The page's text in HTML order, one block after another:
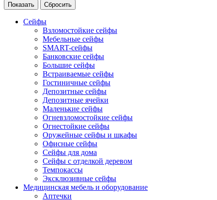
Сейфы
Взломостойкие сейфы
Мебельные сейфы
SMART-сейфы
Банковские сейфы
Большие сейфы
Встраиваемые сейфы
Гостиничные сейфы
Депозитные сейфы
Депозитные ячейки
Маленькие сейфы
Огневзломостойкие сейфы
Огнестойкие сейфы
Оружейные сейфы и шкафы
Офисные сейфы
Сейфы для дома
Сейфы с отделкой деревом
Темпокассы
Эксклюзивные сейфы
Медицинская мебель и оборудование
Аптечки